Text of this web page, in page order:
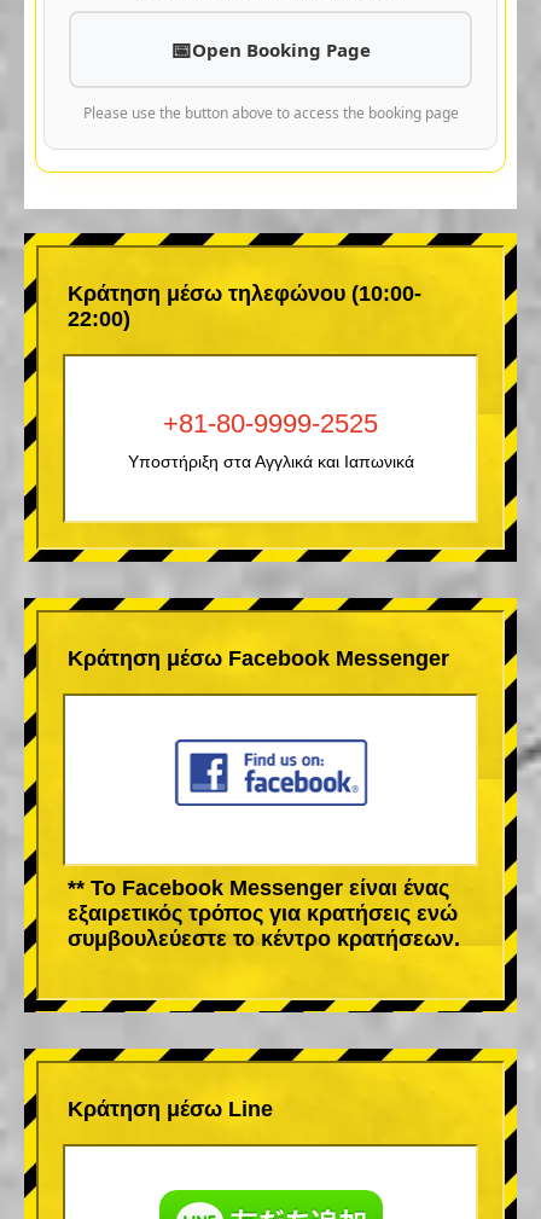
Open Booking Page
Please use the button above to access the booking page
Κράτηση μέσω τηλεφώνου (10:00-
22:00)
+81-80-9999-2525
Υποστήριξη στα Αγγλικά και Ιαπωνικά
Κράτηση μέσω Facebook Messenger
** Το Facebook Messenger είναι ένας
εξαιρετικός τρόπος για κρατήσεις ενώ
συμβουλεύεστε το κέντρο κρατήσεων.
Κράτηση μέσω Line